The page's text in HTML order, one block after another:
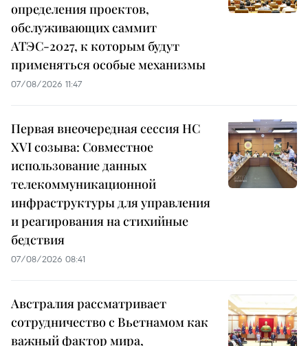
определения проектов,
обслуживающих саммит
АТЭС-2027, к которым будут
применяться особые механизмы
07/08/2026 11:47
Первая внеочередная сессия НС
XVI созыва: Совместное
использование данных
телекоммуникационной
инфраструктуры для управления
и реагирования на стихийные
бедствия
07/08/2026 08:41
Австралия рассматривает
сотрудничество с Вьетнамом как
важный фактор мира,